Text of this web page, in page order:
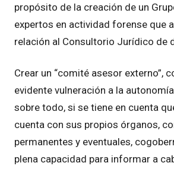
propósito de la creación de un
expertos en actividad forense que
relación al Consultorio Jurídico de
Crear un “comité asesor externo”,
evidente vulneración a la
sobre todo, si se tiene en cuenta
cuenta con sus propios órganos,
permanentes y eventuales,
plena capacidad para informar a